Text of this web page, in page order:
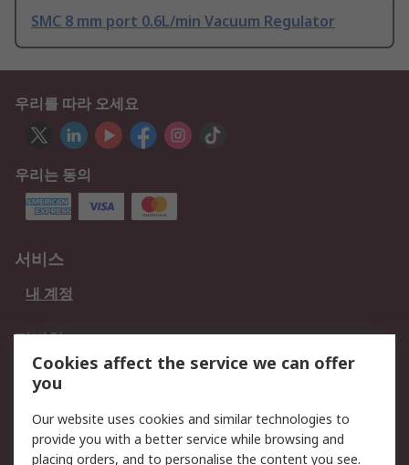
SMC 8 mm port 0.6L/min Vacuum Regulator
우리를 따라 오세요
우리는 동의
서비스
내 계정
적법한
개인 정보 보호 정책
데이터 보호
웹사이트 사용 약관
회사 소개
Cookies affect the service we can offer
you
Our website uses cookies and similar technologies to
provide you with a better service while browsing and
placing orders, and to personalise the content you see.